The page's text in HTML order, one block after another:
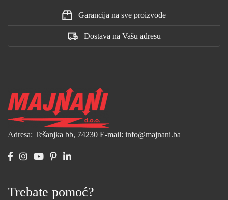
Garancija na sve proizvode
Dostava na Vašu adresu
Adresa: Tešanjka bb, 74230 E-mail: info@majnani.ba
Trebate pomoć?